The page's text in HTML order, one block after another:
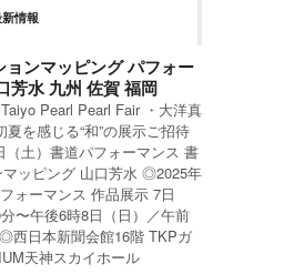
情報
ンマッピング パフォー
芳水 九州 佐賀 福岡
Pearl Pearl Fair ・大洋真
を感じる“和”の展示ご招待
土）書道パフォーマンス 書
ッピング 山口芳水 ◎2025年
ォーマンス 作品展示 7日
分〜午後6時8日（日）／午前
西日本新聞会館16階 TKPガ
天神スカイホール